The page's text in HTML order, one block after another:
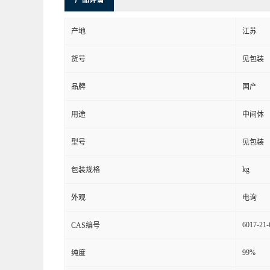
产地 江苏
货号 见包装
品牌 国产
用途 中间体
型号 见包装
包装规格 kg
外观 电询
CAS编号 6017-21-
纯度 99%